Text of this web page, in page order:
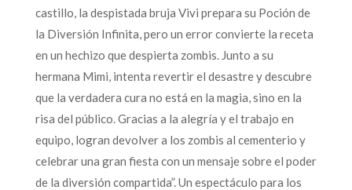
castillo, la despistada bruja Vivi prepara su Poción de
la Diversión Infinita, pero un error convierte la receta
en un hechizo que despierta zombis. Junto a su
hermana Mimi, intenta revertir el desastre y descubre
que la verdadera cura no está en la magia, sino en la
risa del público. Gracias a la alegría y el trabajo en
equipo, logran devolver a los zombis al cementerio y
celebrar una gran fiesta con un mensaje sobre el poder
de la diversión compartida”. Un espectáculo para los